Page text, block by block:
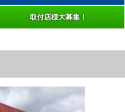
取付店様大募集！